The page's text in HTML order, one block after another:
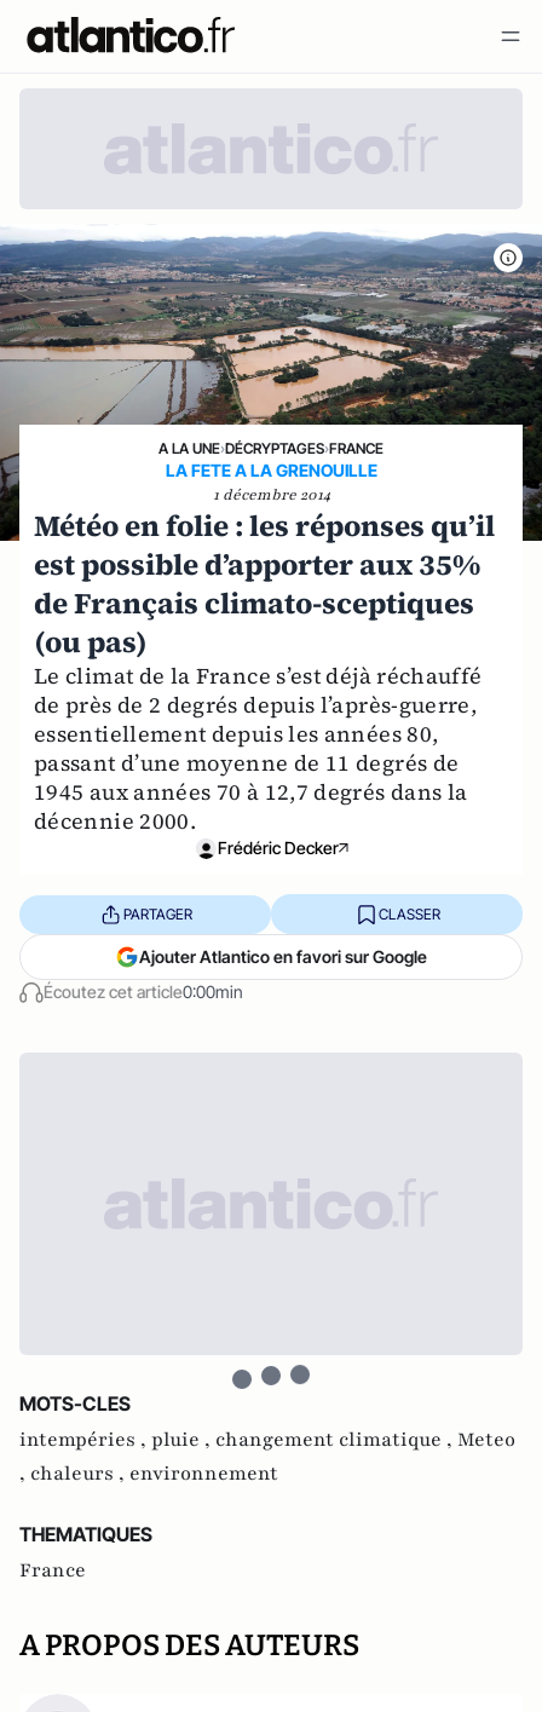
A LA UNE›DÉCRYPTAGES›FRANCE
LA FETE A LA GRENOUILLE
1 décembre 2014
Météo en folie : les réponses qu’il
est possible d’apporter aux 35%
de Français climato-sceptiques
(ou pas)
Le climat de la France s’est déjà réchauffé
de près de 2 degrés depuis l’après-guerre,
essentiellement depuis les années 80,
passant d’une moyenne de 11 degrés de
1945 aux années 70 à 12,7 degrés dans la
décennie 2000.
Frédéric Decker
Écoutez cet article0:00min
PARTAGER CLASSER
Ajouter Atlantico en favori sur Google
MOTS-CLES
intempéries , pluie , changement climatique , Meteo
, chaleurs , environnement
THEMATIQUES
France
A PROPOS DES AUTEURS